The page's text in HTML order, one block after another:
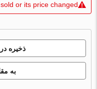
or its price changed
ذخیره
به